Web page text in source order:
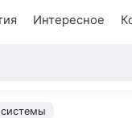
Интересное